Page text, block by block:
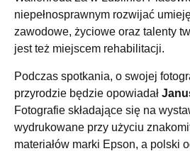
niepełnosprawnym rozwijać
zawodowe, życiowe oraz talenty
jest też miejscem rehabilitacji.
Podczas spotkania, o swojej
przyrodzie będzie opowiadał
Fotografie składające się na
wydrukowane przy użyciu
materiałów marki Epson, a polski